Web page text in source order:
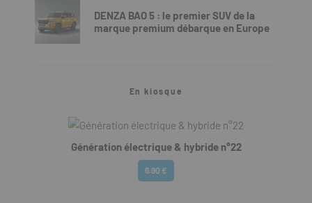
DENZA BAO 5 : le premier SUV de la
marque premium débarque en Europe
En kiosque
Génération électrique & hybride n°22
6.90 €